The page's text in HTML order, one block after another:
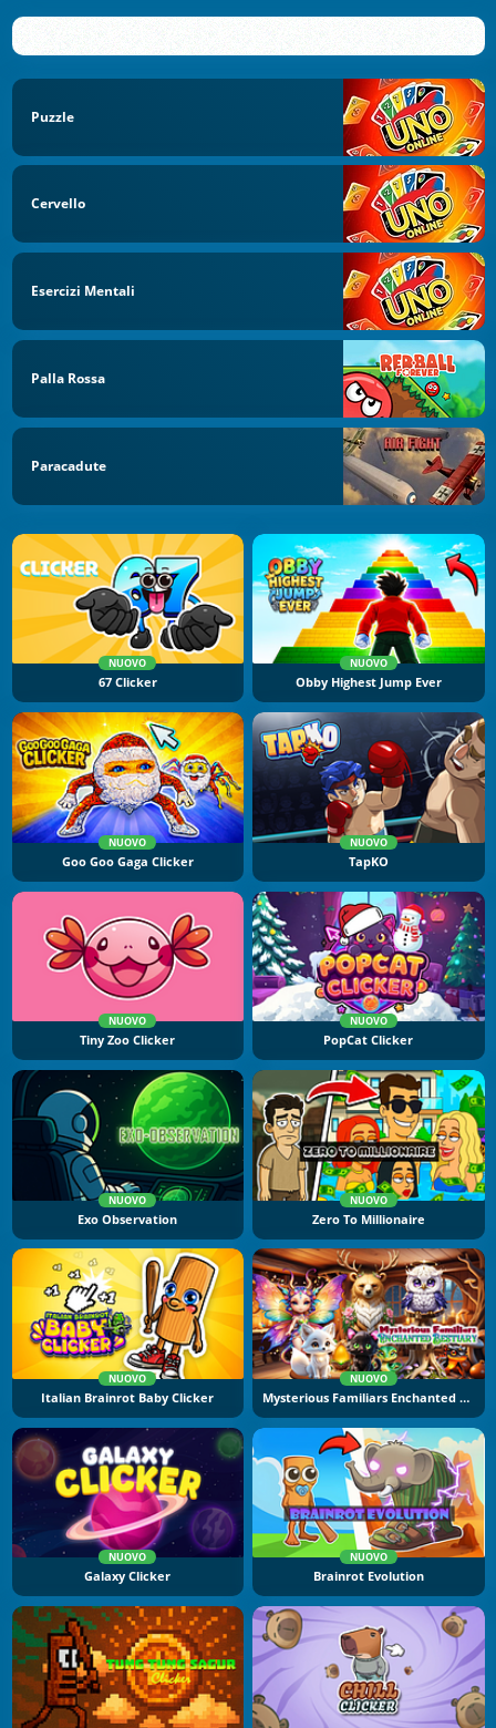
Puzzle
Cervello
Esercizi Mentali
Palla Rossa
Paracadute
NUOVO
67 Clicker
NUOVO
Obby Highest Jump Ever
NUOVO
Goo Goo Gaga Clicker
NUOVO
TapKO
NUOVO
Tiny Zoo Clicker
NUOVO
PopCat Clicker
NUOVO
Exo Observation
NUOVO
Zero To Millionaire
NUOVO
Italian Brainrot Baby Clicker
NUOVO
Mysterious Familiars Enchanted Bestiary
NUOVO
Galaxy Clicker
NUOVO
Brainrot Evolution